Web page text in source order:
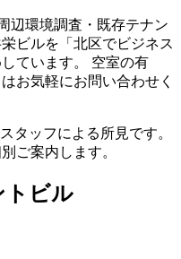
辺環境調査・既存テナン
ビルを「北区でビジネス
ています。 空室の有
お気軽にお問い合わせく
タッフによる所見です。
ご案内します。
トビル